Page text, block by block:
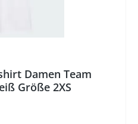
Damen Team
Größe 2XS